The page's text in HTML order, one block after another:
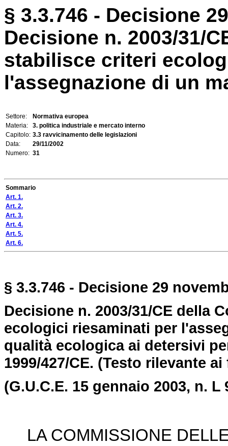
§ 3.3.746 - Decisione
Decisione n. 2003/31/
stabilisce criteri
l'assegnazione di un
Settore:
Normativa europea
Materia:
3. politica industriale e mercato interno
Capitolo: 3.3 ravvicinamento delle legislazioni
Data:
29/11/2002
Numero: 31
Sommario
Art. 1.
Art. 2.
Art. 3.
Art. 4.
Art. 5.
Art. 6.
§ 3.3.746 - Decisione 29
Decisione n. 2003/31/CE della
ecologici riesaminati per
qualità ecologica ai detersivi
1999/427/CE. (Testo rilevante ai
(G.U.C.E. 15 gennaio 2003, n. L
LA COMMISSIONE